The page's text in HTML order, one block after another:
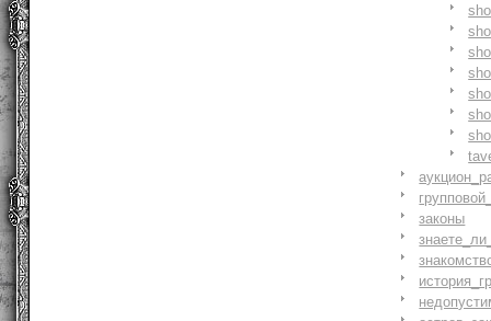
законы